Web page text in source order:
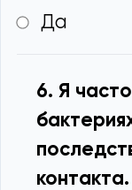
Да
6. Я
контакта.